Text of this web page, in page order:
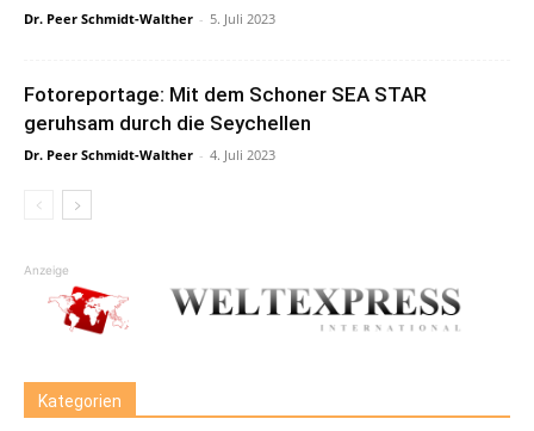
Dr. Peer Schmidt-Walther - 5. Juli 2023
Fotoreportage: Mit dem Schoner SEA STAR
geruhsam durch die Seychellen
Dr. Peer Schmidt-Walther - 4. Juli 2023
Anzeige
Kategorien